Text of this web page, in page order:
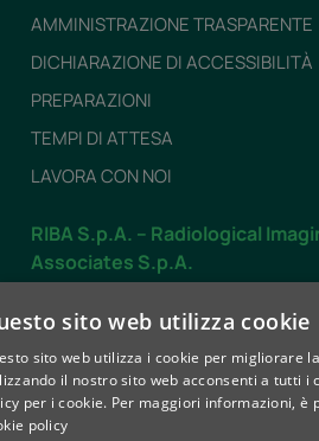
AMMINISTRAZIONE TRASPARENTE
DICHIARAZIONE DI ACCESSIBILITÀ
PREPARAZIONI
TEMPI DI ATTESA
LAVORA CON NOI
RIBA S.p.A. – Radiological
Associates S.p.A.
dalle 7.30 alle 19.30
SABATO
dalle 8.00 alle 12.30
sito web utilizza cookie
sito web utilizza i cookie per migliorare
il nostro sito web acconsenti a tutti i
per i cookie. Per maggiori informazioni, è
policy